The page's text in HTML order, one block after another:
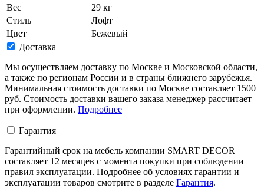
Вес
29 кг
Стиль
Лофт
Цвет
Бежевый
Доставка
Мы осуществляем доставку по Москве и Московской области,
а также по регионам России и в страны ближнего зарубежья.
Минимальная стоимость доставки по Москве составляет 1500
руб. Стоимость доставки вашего заказа менеджер рассчитает
при оформлении. Подробнее
Гарантия
Гарантийный срок на мебель компании SMART DECOR
составляет 12 месяцев с момента покупки при соблюдении
правил эксплуатации. Подробнее об условиях гарантии и
эксплуатации товаров смотрите в разделе Гарантия.